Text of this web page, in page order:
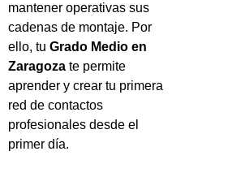
mantener operativas sus
cadenas de montaje. Por
ello, tu Grado Medio en
Zaragoza te permite
aprender y crear tu primera
red de contactos
profesionales desde el
primer día.